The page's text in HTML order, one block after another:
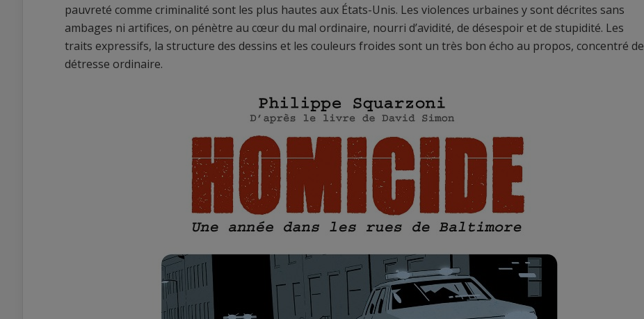
pauvreté comme criminalité sont les plus hautes aux États-Unis. Les violences urbaines y sont décrites sans
ambages ni artifices, on pénètre au cœur du mal ordinaire, nourri d’avidité, de désespoir et de stupidité. Les
traits expressifs, la structure des dessins et les couleurs froides sont un très bon écho au propos, concentré de
détresse ordinaire.